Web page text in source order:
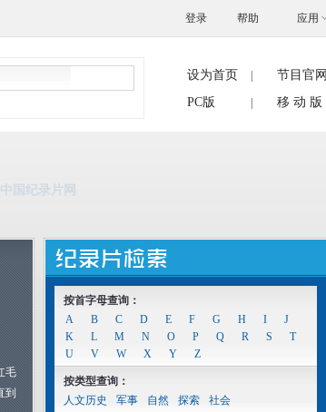
帮助 应用
登录
设为首页
节目官网
PC版
移 动 版
中国纪录片网
毛
到
按首字母查询：
A
B C D E F G H I
J
K
L M N O P Q R S
T
U
V W X Y Z
按类型查询：
人文历史
军事 自然 探索 社会